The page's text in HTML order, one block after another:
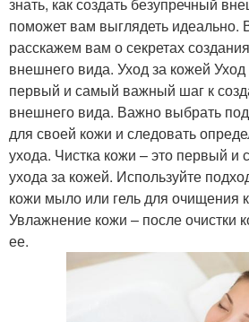
знать, как создать безупречный
поможет вам выглядеть идеально.
расскажем вам о секретах
внешнего вида. Уход за кожей Уход
первый и самый важный шаг к
внешнего вида. Важно выбрать
для своей кожи и следовать
ухода. Чистка кожи – это первый
ухода за кожей. Используйте
кожи мыло или гель для очищения
Увлажнение кожи – после очистки
ее.